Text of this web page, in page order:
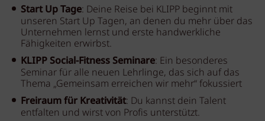
Start Up Tage: Deine Reise bei KLIPP beginnt mit
unseren Start Up Tagen, an denen du mehr über das
Unternehmen lernst und erste handwerkliche
Fähigkeiten erwirbst.
KLIPP Social-Fitness Seminare: Ein besonderes
Seminar für alle neuen Lehrlinge, das sich auf das
Thema „Gemeinsam erreichen wir mehr“ fokussiert
Freiraum für Kreativität: Du kannst dein Talent
entfalten und wirst von Profis unterstützt.